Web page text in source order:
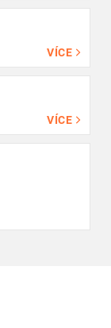
VÍCE
VÍCE